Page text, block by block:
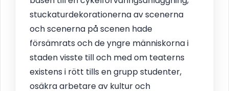
stuckaturdekorationerna av scenerna
och scenerna på scenen hade
försämrats och de yngre människorna i
staden visste till och med om teaterns
existens i rött tills en grupp studenter,
osäkra arbetare av kultur och